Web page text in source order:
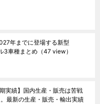
年までに登場する新型
3車種まとめ （47 view）
実績】国内生産・販売は苦戦
最新の生産・販売・輸出実績